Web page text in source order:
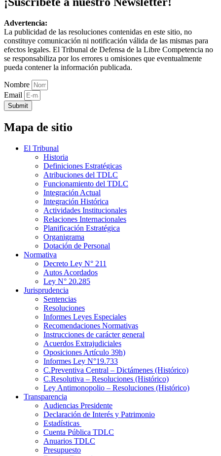
Advertencia:
La publicidad de las resoluciones contenidas en este sitio, no
constituye comunicación ni notificación válida de las mismas para
efectos legales. El Tribunal de Defensa de la Libre Competencia no
se responsabiliza por los errores u omisiones que eventualmente
pueda contener la información publicada.
Nombre
Email
Submit
Mapa de sitio
El Tribunal
Historia
Definiciones Estratégicas
Atribuciones del TDLC
Funcionamiento del TDLC
Integración Actual
Integración Histórica
Actividades Institucionales
Relaciones Internacionales
Planificación Estratégica
Organigrama
Dotación de Personal
Normativa
Decreto Ley N° 211
Autos Acordados
Ley N° 20.285
Jurisprudencia
Sentencias
Resoluciones
Informes Leyes Especiales
Recomendaciones Normativas
Instrucciones de carácter general
Acuerdos Extrajudiciales
Oposiciones Artículo 39h)
Informes Ley N°19.733
C.Preventiva Central – Dictámenes (Histórico)
C.Resolutiva – Resoluciones (Histórico)
Ley Antimonopolio – Resoluciones (Histórico)
Transparencia
Audiencias Presidente
Declaración de Interés y Patrimonio
Estadísticas
Cuenta Pública TDLC
Anuarios TDLC
Presupuesto